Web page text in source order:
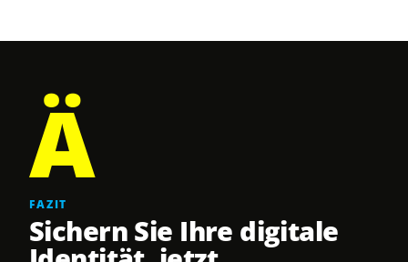
Ä
FAZIT
Sichern Sie Ihre digitale